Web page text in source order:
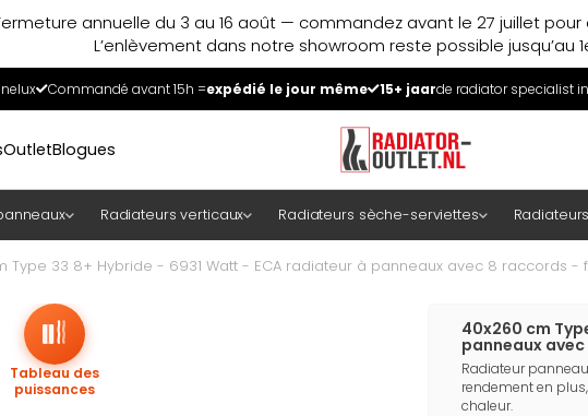
annuelle du 3 au 16 août — commandez avant le 27 juillet
L’enlèvement dans notre showroom reste possible jusqu’au
Commandé avant 15h =expédié le jour même 15+ jaarde radiator specialist in
OutletBlogues
Radiateurs verticaux Radiateurs sèche-serviettes
Type 33 8+ Hybride - 6931 Watt - ECA radiateur à panneaux avec 8 raccords
Tableau des
puissances
40x260 cm
panneaux
Radiateur
rendement en
chaleur.